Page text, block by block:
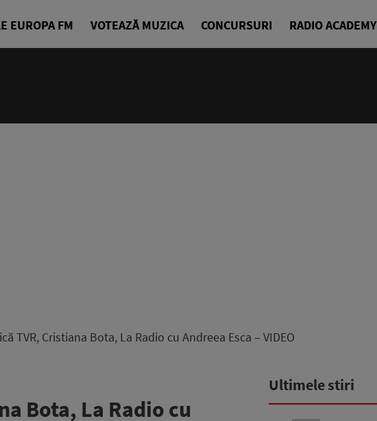
EUROPA FM VOTEAZĂ MUZICA CONCURSURI RADIO ACADEMY
TVR, Cristiana Bota, La Radio cu Andreea Esca – VIDEO
Bota, La Radio cu
Ultimele stiri